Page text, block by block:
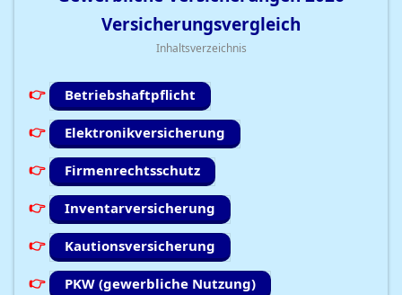
Versicherungsvergleich
Inhaltsverzeichnis
Betriebshaftpflicht
Elektronikversicherung
Firmenrechtsschutz
Inventarversicherung
Kautionsversicherung
PKW (gewerbliche Nutzung)